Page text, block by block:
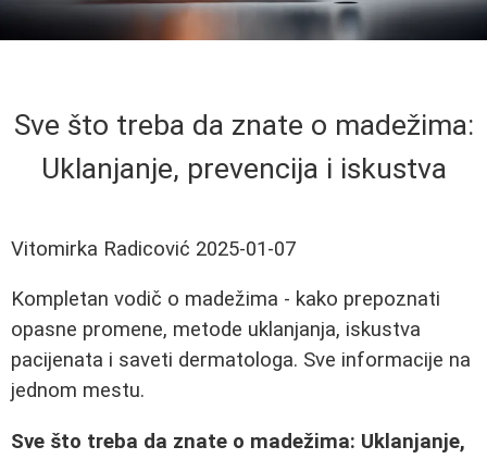
Sve što treba da znate o madežima:
Uklanjanje, prevencija i iskustva
Vitomirka Radicović 2025-01-07
Kompletan vodič o madežima - kako prepoznati
opasne promene, metode uklanjanja, iskustva
pacijenata i saveti dermatologa. Sve informacije na
jednom mestu.
Sve što treba da znate o madežima: Uklanjanje,